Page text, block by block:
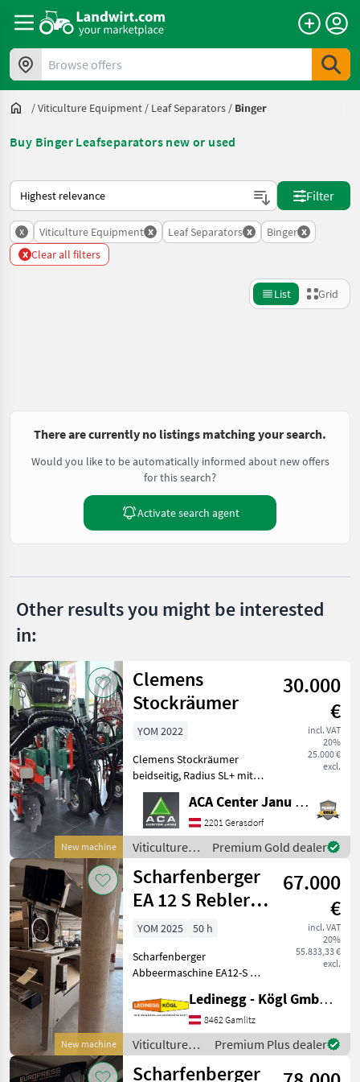
Browse offers
/Viticulture Equipment / Leaf Separators / Binger
Buy Binger Leafseparators new or used
This is how sorting works on Landwirt.com
Filter
x Viticulture Equipment x Leaf Separators x Binger x
x Clear all filters
List Grid
There are currently no listings matching your search.
Would you like to be automatically informed about new offers
for this search?
Activate search agent
Other results you might be interested
in:
New machine
Clemens
Stockräumer
30.000
€
incl. VAT
20%
25.000 €
excl.
YOM 2022
Clemens Stockräumer
beidseitig, Radius SL+ mit
Zinkenkreisel, SB 2
Geräteträger, Aushub
hydraulisch Links und
Rechts, Arbeitsbreite 2400 -
3400 mm, inkl. Ventilblock
ACA Center Janu GmbH
2201 Gerasdorf
Viticulture
equipment /
Clemens
Premium Gold dealer
New machine
Scharfenberger
EA 12 S Rebler +
Rollensortierer
67.000
€
incl. VAT
20%
55.833,33 €
excl.
YOM 2025
50 h
Scharfenberger
Abbeermaschine EA12-S mit
Quetschwalze – Präzision
und Flexibilität für die
Traubenverarbeitung -
Vorführmaschine
Beschreibung:
Ledinegg - Kögl GmbH - Obst- und Weinbautechnik
8462 Gamlitz
Viticulture
equipment /
Scharfenberger
Premium Plus dealer
Scharfenberger